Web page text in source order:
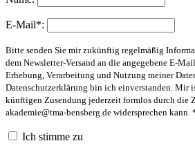
E-Mail*:
Bitte senden Sie mir zukünftig regelmäßig
dem Newsletter-Versand an die angegebene E-
Erhebung, Verarbeitung und Nutzung meiner
Datenschutzerklärung bin ich einverstanden. Mir
künftigen Zusendung jederzeit formlos durch die
akademie@tma-bensberg.de widersprechen
Ich stimme zu